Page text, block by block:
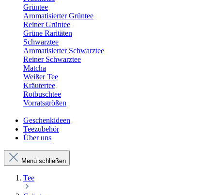
Grüntee
Aromatisierter Grüntee
Reiner Grüntee
Grüne Raritäten
Schwarztee
Aromatisierter Schwarztee
Reiner Schwarztee
Matcha
Weißer Tee
Kräutertee
Rotbuschtee
Vorratsgrößen
Geschenkideen
Teezubehör
Über uns
Menü schließen
Tee